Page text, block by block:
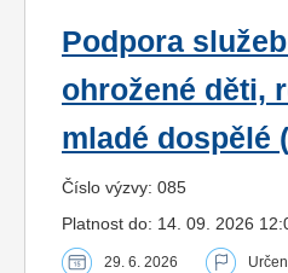
Podpora
ohrožené děti,
mladé dospělé
Číslo výzvy: 085
Platnost do: 14. 09. 2026
29. 6. 2026